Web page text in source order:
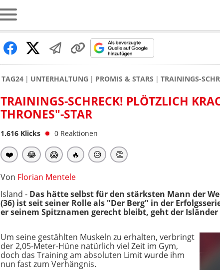
TAG24 UNTERHALTUNG PROMIS & STARS TRAININGS-
TRAININGS-SCHRECK! PLÖTZLICH
THRONES"-STAR
1.616 Klicks 0 Reaktionen
❤️ 😂 😱 🔥 😥 👏
Von Florian Mentele
Island - Das hätte selbst für den stärksten Mann der
(36) ist seit seiner Rolle als "Der Berg" in der
er seinem Spitznamen gerecht bleibt, geht der
Um seine gestählten Muskeln zu erhalten, verbringt
der 2,05-Meter-Hüne natürlich viel Zeit im Gym,
doch das Training am absoluten Limit wurde ihm
nun fast zum Verhängnis.